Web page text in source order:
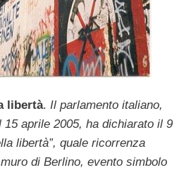
libertà. Il parlamento italiano,
15 aprile 2005, ha dichiarato il 9
libertà”, quale ricorrenza
di Berlino, evento simbolo